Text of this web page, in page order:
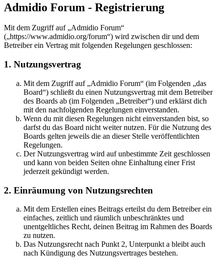
Admidio Forum - Registrierung
Mit dem Zugriff auf „Admidio Forum“
(„https://www.admidio.org/forum“) wird zwischen dir und dem
Betreiber ein Vertrag mit folgenden Regelungen geschlossen:
1. Nutzungsvertrag
Mit dem Zugriff auf „Admidio Forum“ (im Folgenden „das
Board“) schließt du einen Nutzungsvertrag mit dem Betreiber
des Boards ab (im Folgenden „Betreiber“) und erklärst dich
mit den nachfolgenden Regelungen einverstanden.
Wenn du mit diesen Regelungen nicht einverstanden bist, so
darfst du das Board nicht weiter nutzen. Für die Nutzung des
Boards gelten jeweils die an dieser Stelle veröffentlichten
Regelungen.
Der Nutzungsvertrag wird auf unbestimmte Zeit geschlossen
und kann von beiden Seiten ohne Einhaltung einer Frist
jederzeit gekündigt werden.
2. Einräumung von Nutzungsrechten
Mit dem Erstellen eines Beitrags erteilst du dem Betreiber ein
einfaches, zeitlich und räumlich unbeschränktes und
unentgeltliches Recht, deinen Beitrag im Rahmen des Boards
zu nutzen.
Das Nutzungsrecht nach Punkt 2, Unterpunkt a bleibt auch
nach Kündigung des Nutzungsvertrages bestehen.